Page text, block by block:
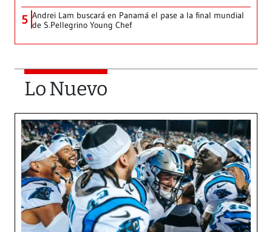
5 Andrei Lam buscará en Panamá el pase a la final mundial
de S.Pellegrino Young Chef
Lo Nuevo